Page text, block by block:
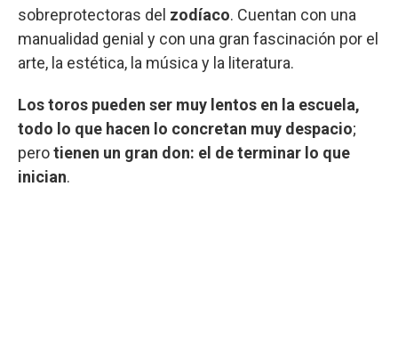
sobreprotectoras del zodíaco. Cuentan con una
manualidad genial y con una gran fascinación por el
arte, la estética, la música y la literatura.
Los toros pueden ser muy lentos en la escuela,
todo lo que hacen lo concretan muy despacio;
perotienen un gran don: el de terminar lo que
inician.